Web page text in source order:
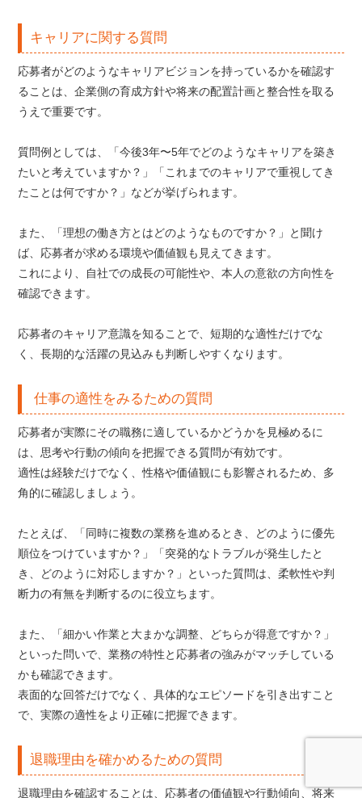
キャリアに関する質問
応募者がどのようなキャリアビジョンを持っているかを確認す
ることは、企業側の育成方針や将来の配置計画と整合性を取る
うえで重要です。
質問例としては、「今後3年〜5年でどのようなキャリアを築き
たいと考えていますか？」「これまでのキャリアで重視してき
たことは何ですか？」などが挙げられます。
また、「理想の働き方とはどのようなものですか？」と聞け
ば、応募者が求める環境や価値観も見えてきます。
これにより、自社での成長の可能性や、本人の意欲の方向性を
確認できます。
応募者のキャリア意識を知ることで、短期的な適性だけでな
く、長期的な活躍の見込みも判断しやすくなります。
仕事の適性をみるための質問
応募者が実際にその職務に適しているかどうかを見極めるに
は、思考や行動の傾向を把握できる質問が有効です。
適性は経験だけでなく、性格や価値観にも影響されるため、多
角的に確認しましょう。
たとえば、「同時に複数の業務を進めるとき、どのように優先
順位をつけていますか？」「突発的なトラブルが発生したと
き、どのように対応しますか？」といった質問は、柔軟性や判
断力の有無を判断するのに役立ちます。
また、「細かい作業と大まかな調整、どちらが得意ですか？」
といった問いで、業務の特性と応募者の強みがマッチしている
かも確認できます。
表面的な回答だけでなく、具体的なエピソードを引き出すこと
で、実際の適性をより正確に把握できます。
退職理由を確かめるための質問
退職理由を確認することは、応募者の価値観や行動傾向、将来